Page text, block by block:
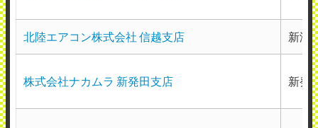
北陸エアコン株式会社 信越支店 新潟
株式会社ナカムラ 新発田支店 新発